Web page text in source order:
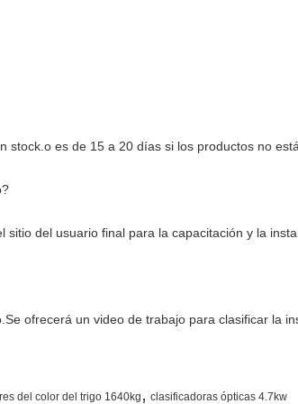
stock.o es de 15 a 20 días si los productos no
del usuario final para la capacitación y la
ofrecerá un video de trabajo para clasificar la
del color del trigo 1640kg , clasificadoras ópticas 4.7kw